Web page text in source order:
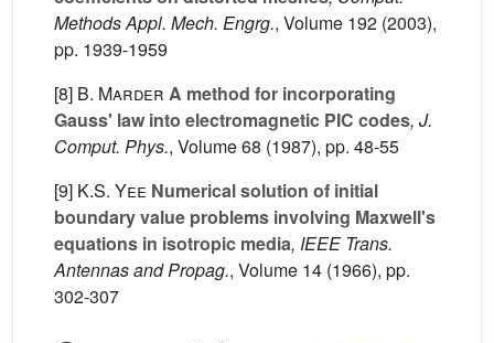
Methods Appl. Mech. Engrg., Volume 192 (2003),
pp. 1939-1959
[8] B. Marder A method for incorporating
Gauss' law into electromagnetic PIC codes, J.
Comput. Phys., Volume 68 (1987), pp. 48-55
[9] K.S. Yee Numerical solution of initial
boundary value problems involving Maxwell's
equations in isotropic media, IEEE Trans.
Antennas and Propag., Volume 14 (1966), pp.
302-307